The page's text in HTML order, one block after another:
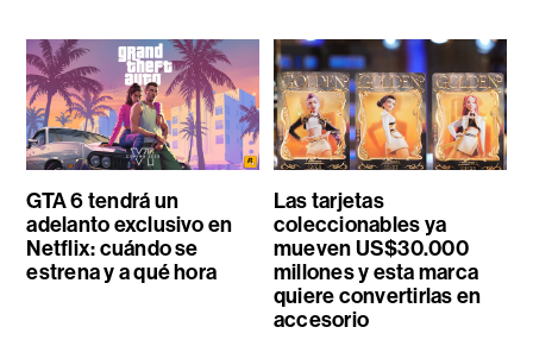
GTA 6 tendrá un
adelanto exclusivo en
Netflix: cuándo se
estrena y a qué hora
Las tarjetas
coleccionables ya
mueven US$30.000
millones y esta marca
quiere convertirlas en
accesorio